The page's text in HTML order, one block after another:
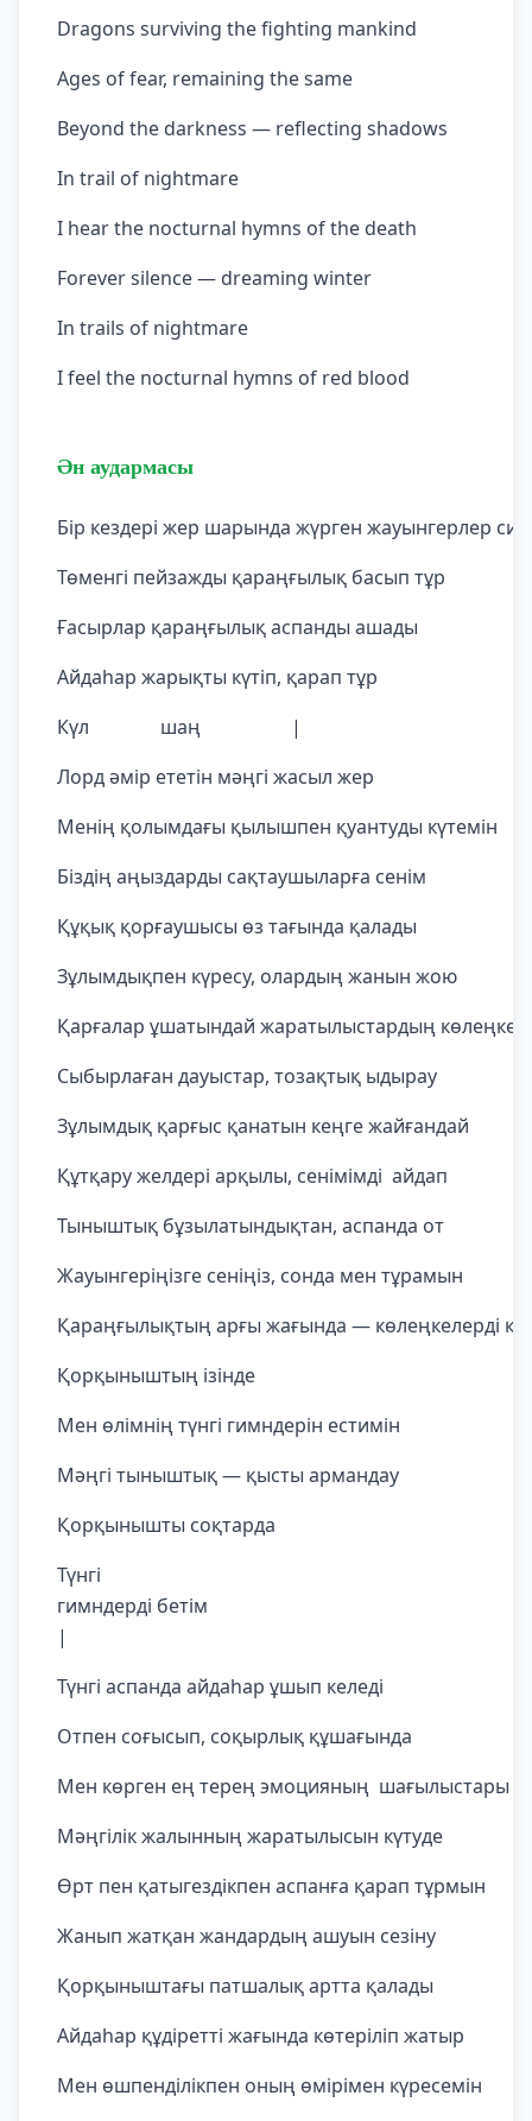
Dragons surviving the fighting mankind
Ages of fear, remaining the same
Beyond the darkness — reflecting shadows
In trail of nightmare
I hear the nocturnal hymns of the death
Forever silence — dreaming winter
In trails of nightmare
I feel the nocturnal hymns of red blood
Ән аудармасы
Бір кездері жер шарында жүрген жауынгерлер
Төменгі пейзажды қараңғылық басып тұр
Ғасырлар қараңғылық аспанды ашады
Айдаһар жарықты күтіп, қарап тұр
Күл шаң |
Лорд әмір ететін мәңгі жасыл жер
Менің қолымдағы қылышпен қуантуды күтемін
Біздің аңыздарды сақтаушыларға сенім
Құқық қорғаушысы өз тағында қалады
Зұлымдықпен күресу, олардың жанын жою
Қарғалар ұшатындай жаратылыстардың
Сыбырлаған дауыстар, тозақтық ыдырау
Зұлымдық қарғыс қанатын кеңге жайғандай
Құтқару желдері арқылы, сенімімді айдап
Тыныштық бұзылатындықтан, аспанда от
Жауынгеріңізге сеніңіз, сонда мен тұрамын
Қараңғылықтың арғы жағында — көлеңкелерді
Қорқыныштың ізінде
Мен өлімнің түнгі гимндерін естимін
Мәңгі тыныштық — қысты армандау
Қорқынышты соқтарда
Түнгі
|
Түнгі аспанда айдаһар ұшып келеді
Отпен соғысып, соқырлық құшағында
Мен көрген ең терең эмоцияның шағылыстары
Мәңгілік жалынның жаратылысын күтуде
Өрт пен қатыгездікпен аспанға қарап тұрмын
Жанып жатқан жандардың ашуын сезіну
Қорқыныштағы патшалық артта қалады
Айдаһар құдіретті жағында көтеріліп жатыр
Мен өшпенділікпен оның өмірімен күресемін